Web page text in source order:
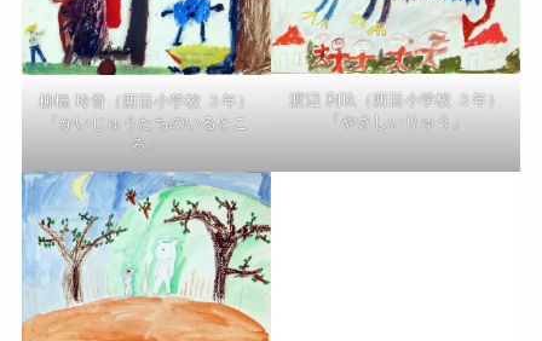
柳橋 玲音（西目小学校 ３年）
「かいじゅうたちのいるとこ
ろ」
渡辺 利玖（西目小学校 ３年）
「やさしいりゅう」